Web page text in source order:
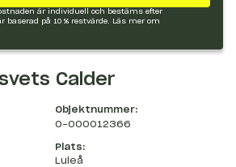
är individuell och bestäms efter
baserad på 10 % restvärde.
Läs mer om
Calder
Objektnummer:
O-000012366
Plats:
Luleå